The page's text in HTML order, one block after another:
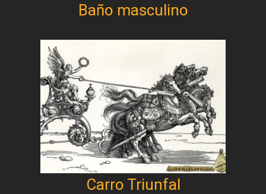
Baño masculino
Carro Triunfal